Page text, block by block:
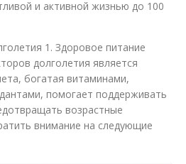
и активной жизнью до 100
1. Здоровое питание
долголетия является
богатая витаминами,
помогает поддерживать
возрастные
внимание на следующие